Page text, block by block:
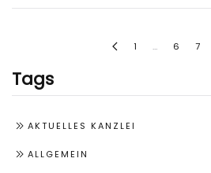
1 … 6 7
Tags
AKTUELLES KANZLEI
ALLGEMEIN